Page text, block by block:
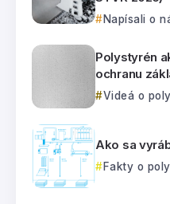
Napísali o
Polystyrén
ochranu
Videá o
Ako sa
Fakty o